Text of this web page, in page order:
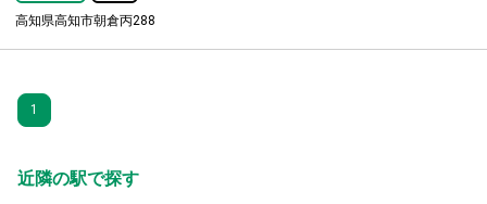
高知県高知市朝倉丙288
1
近隣の駅で探す